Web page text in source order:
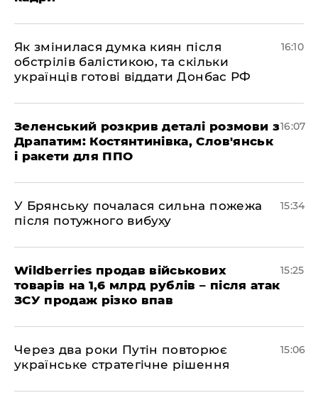
Як змінилася думка киян після
обстрілів балістикою, та скільки
українців готові віддати Донбас РФ
16:10
Зеленський розкрив деталі розмови з
Драпатим: Костянтинівка, Слов'янськ
і ракети для ППО
16:07
У Брянську почалася сильна пожежа
після потужного вибуху
15:34
Wildberries продав військових
товарів на 1,6 млрд рублів – після атак
ЗСУ продаж різко впав
15:25
Через два роки Путін повторює
українське стратегічне рішення
15:06